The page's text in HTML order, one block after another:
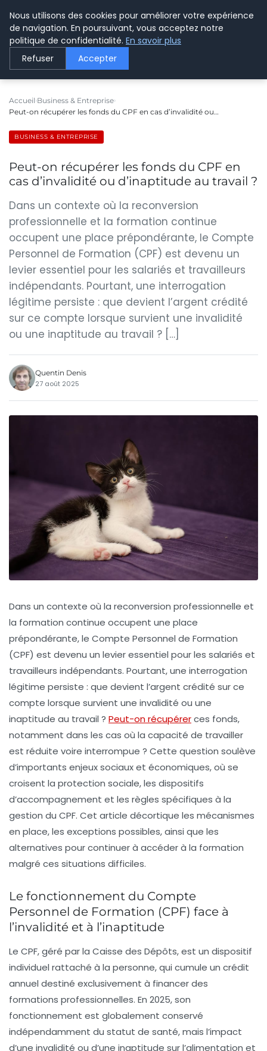
LE WEBMARKETING
Accueil Business & Entreprise
Peut-on récupérer les fonds du CPF en cas d’invalidité ou…
BUSINESS & ENTREPRISE
Peut-on récupérer les fonds du CPF en
cas d’invalidité ou d’inaptitude au travail ?
Dans un contexte où la reconversion
professionnelle et la formation continue
occupent une place prépondérante, le Compte
Personnel de Formation (CPF) est devenu un
levier essentiel pour les salariés et travailleurs
indépendants. Pourtant, une interrogation
légitime persiste : que devient l’argent crédité
sur ce compte lorsque survient une invalidité
ou une inaptitude au travail ? […]
Quentin Denis
27 août 2025
Dans un contexte où la reconversion professionnelle et
la formation continue occupent une place
prépondérante, le Compte Personnel de Formation
(CPF) est devenu un levier essentiel pour les salariés et
travailleurs indépendants. Pourtant, une interrogation
légitime persiste : que devient l’argent crédité sur ce
compte lorsque survient une invalidité ou une
inaptitude au travail ? Peut-on récupérerces fonds,
notamment dans les cas où la capacité de travailler
est réduite voire interrompue ? Cette question soulève
d’importants enjeux sociaux et économiques, où se
croisent la protection sociale, les dispositifs
d’accompagnement et les règles spécifiques à la
gestion du CPF. Cet article décortique les mécanismes
en place, les exceptions possibles, ainsi que les
alternatives pour continuer à accéder à la formation
malgré ces situations difficiles.
Le fonctionnement du Compte
Personnel de Formation (CPF) face à
l’invalidité et à l’inaptitude
Le CPF, géré par la Caisse des Dépôts, est un dispositif
individuel rattaché à la personne, qui cumule un crédit
annuel destiné exclusivement à financer des
formations professionnelles. En 2025, son
fonctionnement est globalement conservé
indépendamment du statut de santé, mais l’impact
d’une invalidité ou d’une inaptitude sur l’alimentation et
Nous utilisons des cookies pour améliorer votre expérience
de navigation. En poursuivant, vous acceptez notre
politique de confidentialité. En savoir plus
Refuser
Accepter